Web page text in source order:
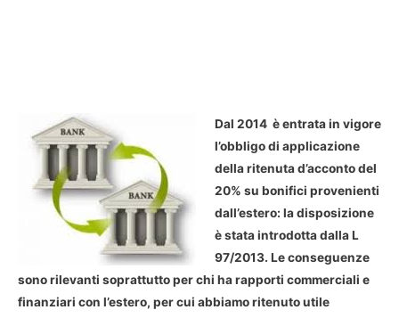
Dal 2014 è entrata in vigore
l’obbligo di applicazione
della ritenuta d’acconto del
20% su bonifici provenienti
dall’estero: la disposizione
è stata introdotta dalla L
97/2013. Le conseguenze
sono rilevanti soprattutto per chi ha rapporti commerciali e
finanziari con l’estero, per cui abbiamo ritenuto utile